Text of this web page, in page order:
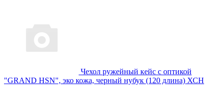
Чехол ружейный кейс с оптикой
"GRAND HSN", эко кожа, черный нубук (120 длина) ХСН